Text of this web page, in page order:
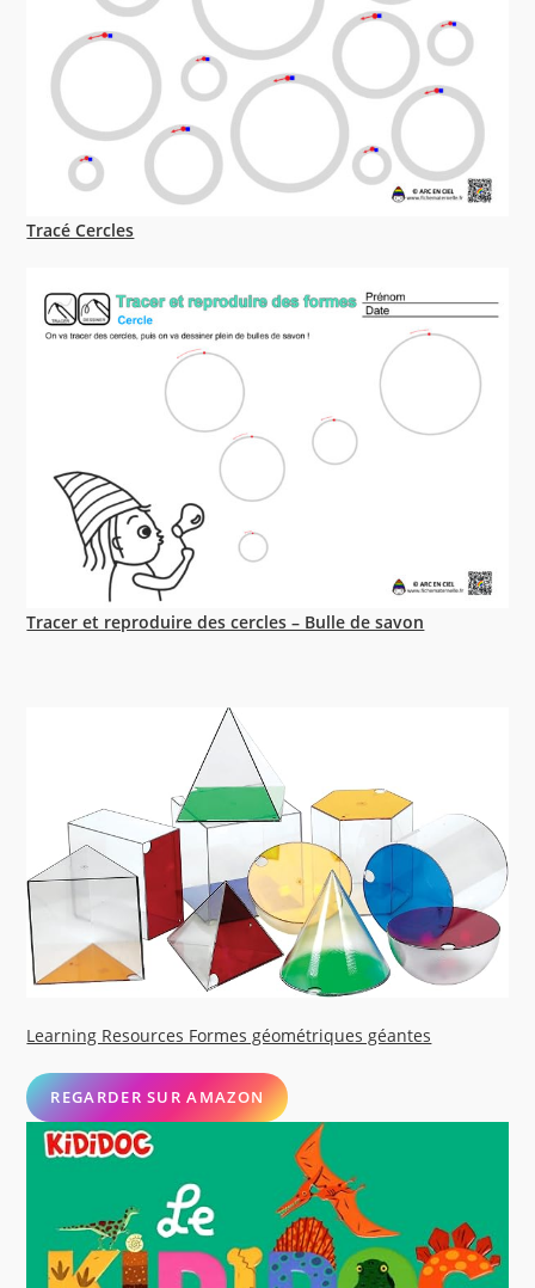
Tracé Cercles
Tracer et reproduire des cercles – Bulle de savon
Learning Resources Formes géométriques géantes
REGARDER SUR AMAZON